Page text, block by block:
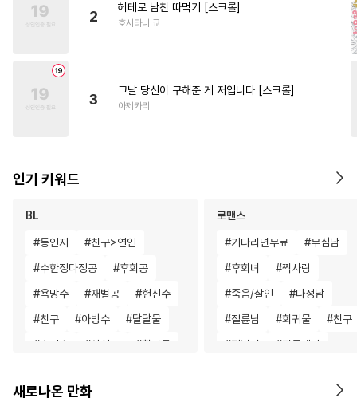
2
헤테로 남친 따먹기 [스크롤]
호시타니 쿄
3
그날 당신이 구해준 게 저입니다 [스크롤]
아제카리
인기 키워드
BL
#동인지 #친구>연인
#수한정다정공 #후회공
#욕망수 #재벌공 #헌신수
#친구 #아방수 #달달물
# 순진수 #상처공 #힐링물
#능욕 #귀염수
로맨스
#기다리면무료 #무심남
#후회녀 #짝사랑
#죽음/살인 #다정남
#절륜남 #회귀물 #친구
#평범녀 #명문세가
섹스파트너
새로나온 만화